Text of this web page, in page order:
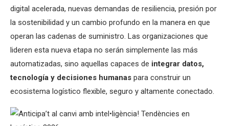
digital acelerada, nuevas demandas de resiliencia, presión por
la sostenibilidad y un cambio profundo en la manera en que
operan las cadenas de suministro. Las organizaciones que
lideren esta nueva etapa no serán simplemente las más
automatizadas, sino aquellas capaces de integrar datos,
tecnología y decisiones humanas para construir un
ecosistema logístico flexible, seguro y altamente conectado.